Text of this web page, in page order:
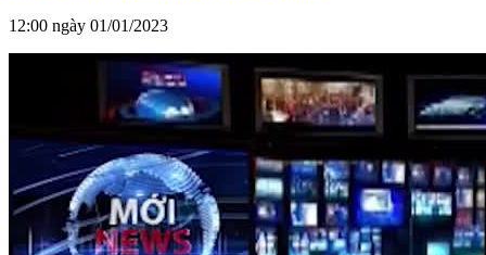
12:00 ngày 01/01/2023